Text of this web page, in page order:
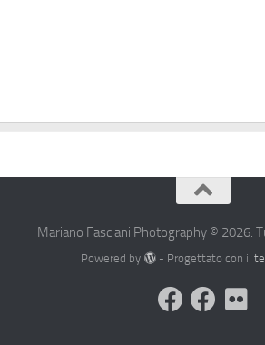
Mariano Fasciani Photography © 2026.
Powered by - Progettato con il